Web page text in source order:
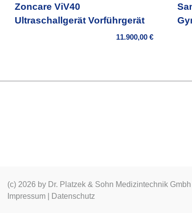
Zoncare ViV40
Ultraschallgerät Vorführgerät
11.900,00€
(c) 2026 by Dr. Platzek & Sohn Medizintechnik Gmbh
Impressum
Datenschutz